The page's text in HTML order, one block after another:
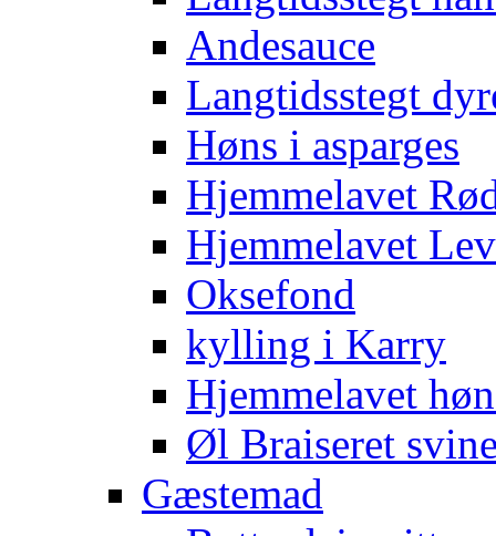
Andesauce
Langtidsstegt
Høns i asparges
Hjemmelavet
Hjemmelavet
Oksefond
kylling i Karry
Hjemmelavet
Øl Braiseret
Gæstemad